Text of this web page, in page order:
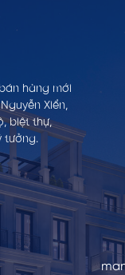
hàng mới
Xiển,
biệt thự,
tưởng.